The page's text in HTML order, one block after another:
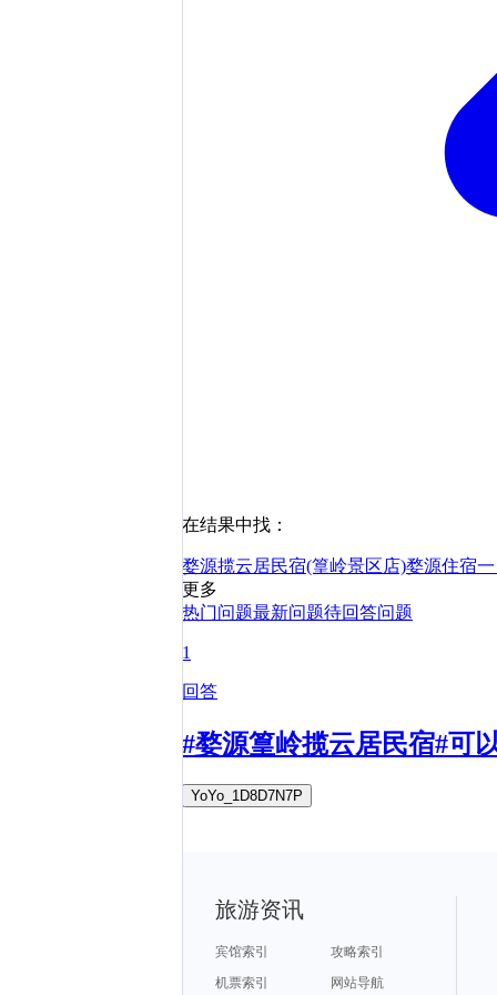
在结果中找：
婺源揽云居民宿(篁岭景区店)婺源住宿
更多
热门问题最新问题待回答问题
1
回答
#婺源篁岭揽云居民宿#
YoYo_1D8D7N7P
旅游资讯
宾馆索引
攻略索引
机票索引
网站导航